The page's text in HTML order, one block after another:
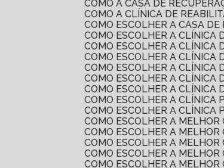
COMO A CASA DE
COMO A CLÍNICA DE
COMO ESCOLHER A CASA
COMO ESCOLHER A
COMO ESCOLHER A
COMO ESCOLHER A
COMO ESCOLHER A
COMO ESCOLHER A
COMO ESCOLHER A
COMO ESCOLHER A
COMO ESCOLHER A
COMO ESCOLHER A
COMO ESCOLHER A
COMO ESCOLHER A
COMO ESCOLHER A
COMO ESCOLHER A